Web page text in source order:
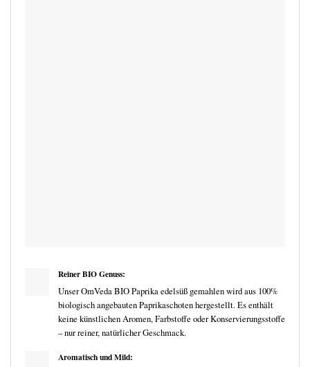
Reiner BIO Genuss:
Unser OmVeda BIO Paprika edelsüß gemahlen wird aus 100%
biologisch angebauten Paprikaschoten hergestellt. Es enthält
keine künstlichen Aromen, Farbstoffe oder Konservierungsstoffe
– nur reiner, natürlicher Geschmack.
Aromatisch und Mild: